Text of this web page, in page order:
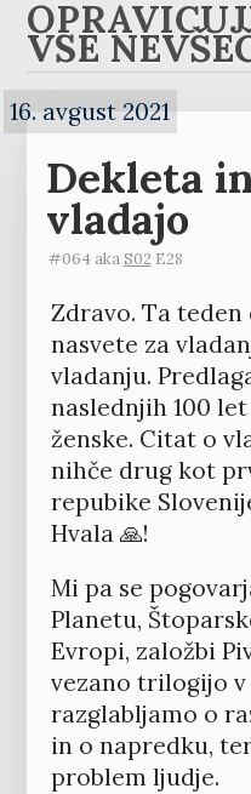
VSE
16. avgust 2021
Dekleta
vladajo
#064 akaS02 E28
Zdravo. Ta
nasvete za
vladanju.
naslednjih 100
ženske. Citat o
nihče drug kot
repubike
Hvala 🙏!
Mi pa se
Planetu,
Evropi, založbi
vezano trilogijo
razglabljamo o
in o napredku,
problem ljudje.